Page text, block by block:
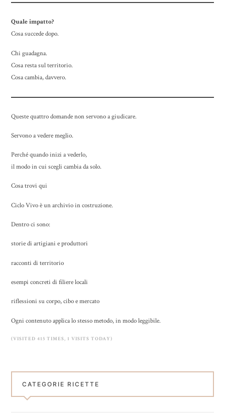
Quale impatto?
Cosa succede dopo.
Chi guadagna.
Cosa resta sul territorio.
Cosa cambia, davvero.
Queste quattro domande non servono a giudicare.
Servono a vedere meglio.
Perché quando inizi a vederlo,
il modo in cui scegli cambia da solo.
Cosa trovi qui
Ciclo Vivo è un archivio in costruzione.
Dentro ci sono:
storie di artigiani e produttori
racconti di territorio
esempi concreti di filiere locali
riflessioni su corpo, cibo e mercato
Ogni contenuto applica lo stesso metodo, in modo leggibile.
(VISITED 415 TIMES, 1 VISITS TODAY)
CATEGORIE RICETTE